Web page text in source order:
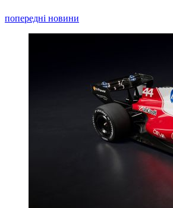
попередні новини